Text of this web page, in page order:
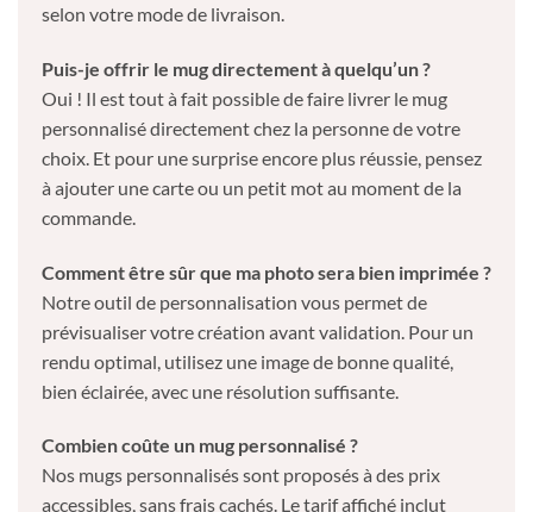
selon votre mode de livraison.
Puis-je offrir le mug directement à quelqu’un ?
Oui ! Il est tout à fait possible de faire livrer le mug
personnalisé directement chez la personne de votre
choix. Et pour une surprise encore plus réussie, pensez
à ajouter une carte ou un petit mot au moment de la
commande.
Comment être sûr que ma photo sera bien imprimée ?
Notre outil de personnalisation vous permet de
prévisualiser votre création avant validation. Pour un
rendu optimal, utilisez une image de bonne qualité,
bien éclairée, avec une résolution suffisante.
Combien coûte un mug personnalisé ?
Nos mugs personnalisés sont proposés à des prix
accessibles, sans frais cachés. Le tarif affiché inclut